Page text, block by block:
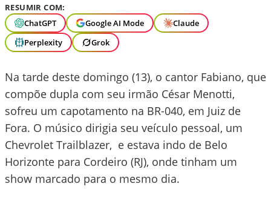
RESUMIR COM:
ChatGPT
Google AI Mode
Claude
Perplexity
Grok
Na tarde deste domingo (13), o cantor Fabiano, que
compõe dupla com seu irmão César Menotti,
sofreu um capotamento na BR-040, em Juiz de
Fora. O músico dirigia seu veículo pessoal, um
Chevrolet Trailblazer, e estava indo de Belo
Horizonte para Cordeiro (RJ), onde tinham um
show marcado para o mesmo dia.